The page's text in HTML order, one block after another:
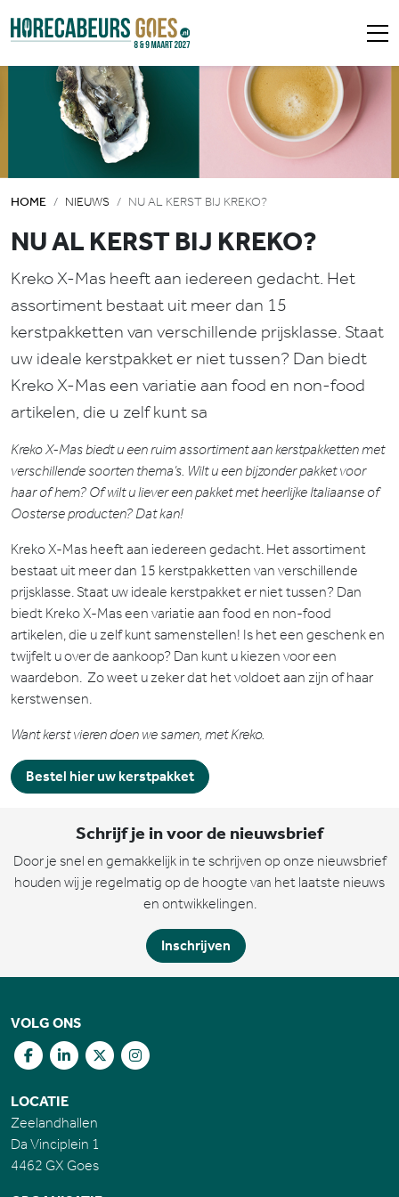
HOME NIEUWS NU AL KERST BIJ KREKO?
NU AL KERST BIJ KREKO?
Kreko X-Mas heeft aan iedereen gedacht. Het
assortiment bestaat uit meer dan 15
kerstpakketten van verschillende prijsklasse. Staat
uw ideale kerstpakket er niet tussen? Dan biedt
Kreko X-Mas een variatie aan food en non-food
artikelen, die u zelf kunt sa
Kreko X-Mas biedt u een ruim assortiment aan kerstpakketten met
verschillende soorten thema’s. Wilt u een bijzonder pakket voor
haar of hem? Of wilt u liever een pakket met heerlijke Italiaanse of
Oosterse producten? Dat kan!
Kreko X-Mas heeft aan iedereen gedacht. Het assortiment
bestaat uit meer dan 15 kerstpakketten van verschillende
prijsklasse. Staat uw ideale kerstpakket er niet tussen? Dan
biedt Kreko X-Mas een variatie aan food en non-food
artikelen, die u zelf kunt samenstellen! Is het een geschenk en
twijfelt u over de aankoop? Dan kunt u kiezen voor een
waardebon. Zo weet u zeker dat het voldoet aan zijn of haar
kerstwensen.
Want kerst vieren doen we samen, met Kreko.
Bestel hier uw kerstpakket
Schrijf je in voor de nieuwsbrief
Door je snel en gemakkelijk in te schrijven op onze nieuwsbrief
houden wij je regelmatig op de hoogte van het laatste nieuws
en ontwikkelingen.
Inschrijven
VOLG ONS
LOCATIE
Zeelandhallen
Da Vinciplein 1
4462 GX Goes